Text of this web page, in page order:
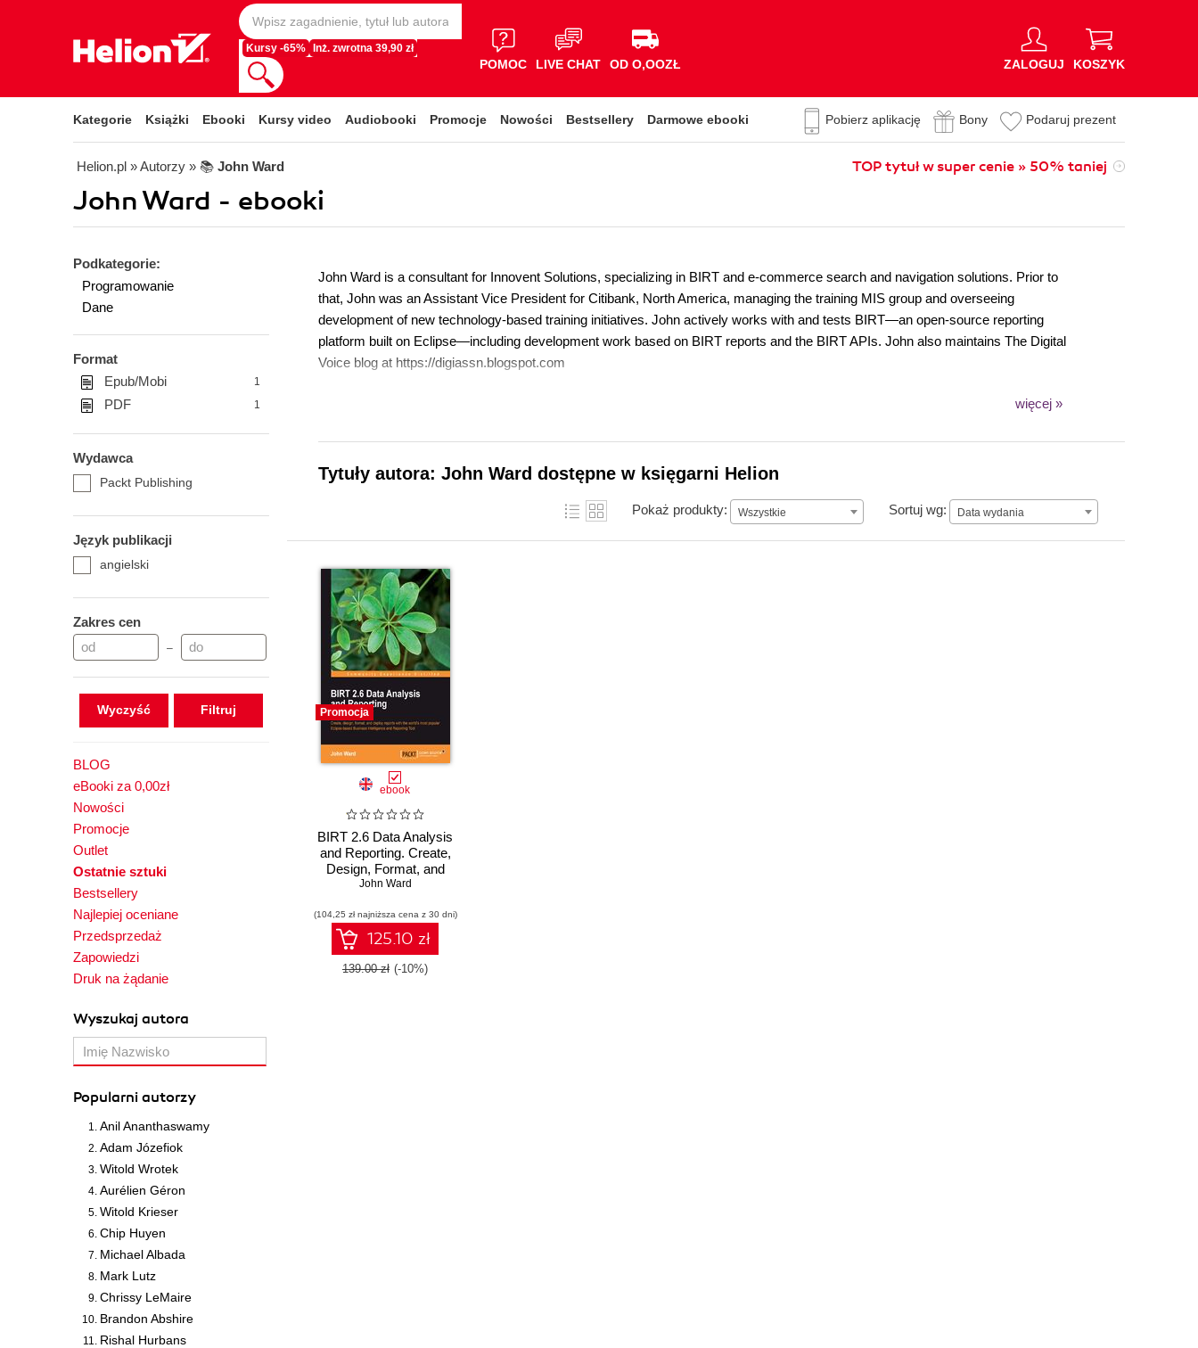
Kursy -65% Inż. zwrotna 39,90 zł
POMOC LIVE CHAT OD O,OOZŁ ZALOGUJ KOSZYK
Kategorie Książki Ebooki Kursy video Audiobooki Promocje Nowości Bestsellery Darmowe ebooki Pobierz aplikację Bony Podaruj prezent
Helion.pl » Autorzy » 📚 John Ward TOP tytuł w super cenie » 50% taniej
John Ward - ebooki
Podkategorie:
Programowanie
Dane
Format
Epub/Mobi
1
PDF 1
Wydawca
Packt Publishing
Język publikacji
angielski
Zakres cen
–
Wyczyść
BLOG
eBooki za 0,00zł
Nowości
Promocje
Outlet
Ostatnie sztuki
Bestsellery
Najlepiej oceniane
Przedsprzedaż
Zapowiedzi
Druk na żądanie
Wyszukaj autora
Popularni autorzy
Anil Ananthaswamy
Adam Józefiok
Witold Wrotek
Aurélien Géron
Witold Krieser
Chip Huyen
Michael Albada
Mark Lutz
Chrissy LeMaire
Brandon Abshire
Rishal Hurbans
John Ward is a consultant for Innovent Solutions, specializing in BIRT and e-commerce search and navigation solutions. Prior to
that, John was an Assistant Vice President for Citibank, North America, managing the training MIS group and overseeing
development of new technology-based training initiatives. John actively works with and tests BIRT—an open-source reporting
platform built on Eclipse—including development work based on BIRT reports and the BIRT APIs. John also maintains The Digital
Voice blog at https://digiassn.blogspot.com
więcej »
Tytuły autora: John Ward dostępne w księgarni Helion
Pokaż produkty: Wszystkie Sortuj wg: Data wydania
Data wydania
Promocja
ebook
BIRT 2.6 Data Analysis
and Reporting. Create,
Design, Format, and
Deploy Reports with the
Eclipse-based
Business Intelligence
and Reporting Tool
John Ward
(104,25 zł najniższa cena z 30 dni)
125.10 zł
139.00 zł (-10%)